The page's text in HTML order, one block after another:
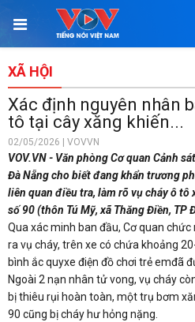
XÃ HỘI
Xác định nguyên nhân
tô tại cây xăng khiến...
02/05/2026 | VOVVN
VOV.VN - Văn phòng Cơ quan Cảnh
Đà Nẵng cho biết đang khẩn trương
liên quan điều tra, làm rõ vụ cháy ô tô
số 90 (thôn Tú Mỹ, xã Thăng Điền, TP
Qua xác minh ban đầu, Cơ quan
ra vụ cháy, trên xe có chứa khoảng
bình ắc quyxe điện đồ chơi trẻ emđã
Ngoài 2 nạn nhân tử vong, vụ cháy
bị thiêu rụi hoàn toàn, một trụ bơm
90 cũng bị cháy hư hỏng nặng.